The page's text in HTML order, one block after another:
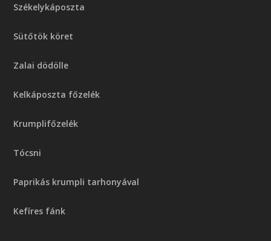
Székelykáposzta
Sütőtök köret
Zalai dödölle
Kelkáposzta főzelék
Krumplifőzelék
Tócsni
Paprikás krumpli tarhonyával
Kefíres fánk